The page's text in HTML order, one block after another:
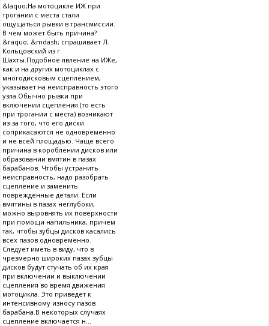
&laquo;На мотоцикле ИЖ при
трогании с места стали
ощущаться рывки в трансмиссии.
В чем может быть причина?
&raquo; &mdash; спрашивает Л.
Кольцовский из г.
Шахты.Подобное явление на ИЖе,
как и на других мотоциклах с
многодисковым сцеплением,
указывает на неисправность этого
узла.Обычно рывки при
включении сцепления (то есть
при трогании с места) возникают
из-за того, что его диски
соприкасаются не одновременно
и не всей площадью. Чаще всего
причина в короблении дисков или
образовании вмятин в пазах
барабанов. Чтобы устранить
неисправность, надо разобрать
сцепление и заменить
поврежденные детали. Если
вмятины в пазах неглубоки,
можно выровнять их поверхности
при помощи напильника, причем
так, чтобы зубцы дисков касались
всех пазов одновременно.
Следует иметь в виду, что в
чрезмерно широких пазах зубцы
дисков будут стучать об их края
при включении и выключении
сцепления во время движения
мотоцикла. Это приведет к
интенсивному износу пазов
барабана.В некоторых случаях
сцепление включается н...